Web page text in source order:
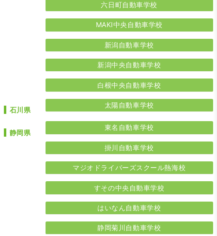
六日町自動車学校
MAKI中央自動車学校
新潟自動車学校
新潟中央自動車学校
白根中央自動車学校
石川県
太陽自動車学校
静岡県
東名自動車学校
掛川自動車学校
マジオドライバーズスクール熱海校
すその中央自動車学校
はいなん自動車学校
静岡菊川自動車学校